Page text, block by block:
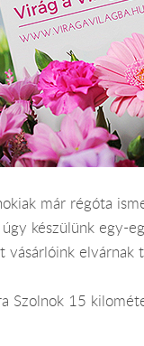
már régóta
készülünk egy-
vásárlóink elvárnak
Szolnok 15